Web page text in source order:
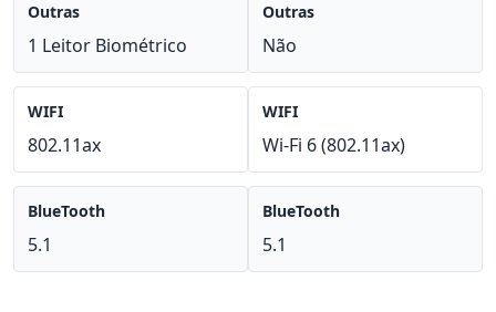
Outras
1 Leitor Biométrico
WIFI
802.11ax
BlueTooth
5.1
Outras
Não
WIFI
Wi-Fi 6 (802.11ax)
BlueTooth
5.1